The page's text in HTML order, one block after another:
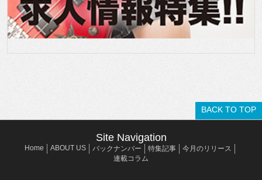
BACK TO TOP
Site Navigation
Home ABOUT US バックナンバー 特集記事
今月のリリース
連載コラム